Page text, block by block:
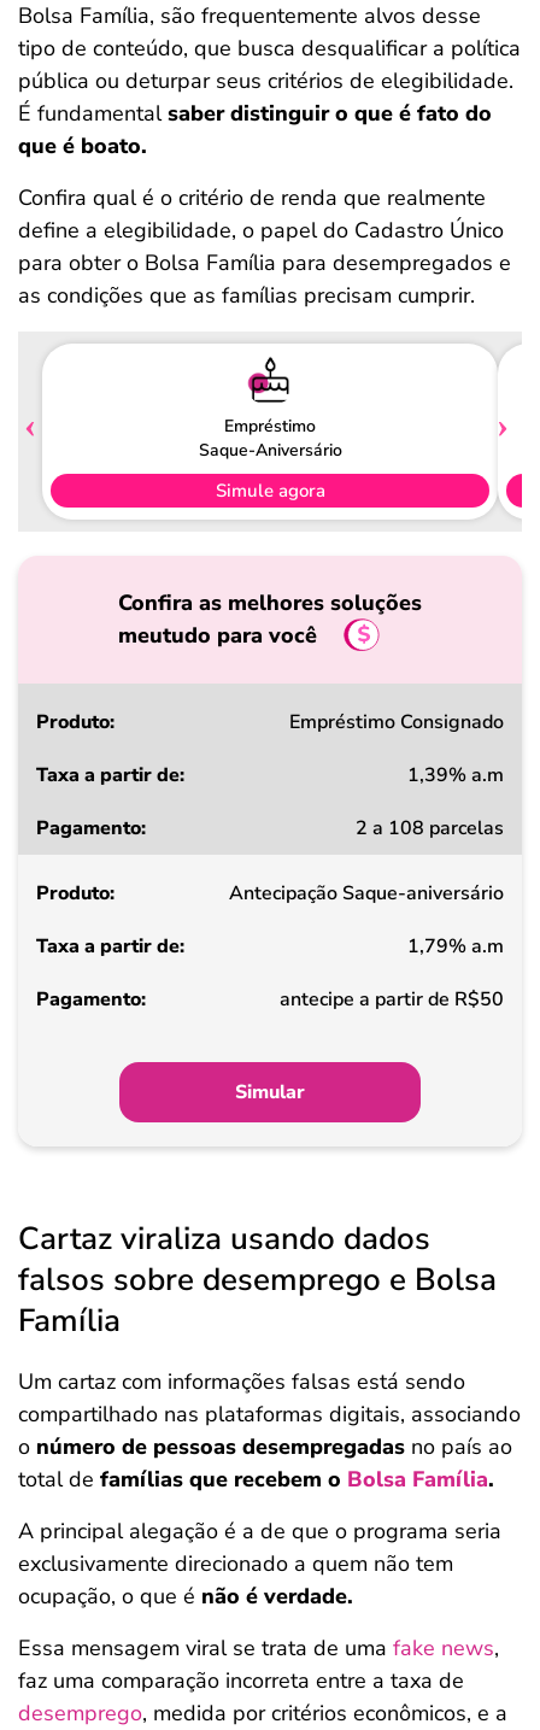
Bolsa Família, são frequentemente alvos desse
tipo de conteúdo, que busca desqualificar a política
pública ou deturpar seus critérios de elegibilidade.
É fundamentalsaber distinguir o que é fato do
que é boato.
Confira qual é o critério de renda que realmente
define a elegibilidade, o papel do Cadastro Único
para obter o Bolsa Família para desempregados e
as condições que as famílias precisam cumprir.
Empréstimo
Saque-Aniversário
Simule agora
Confira as melhores soluções
meutudo para você
Produto
a
de
Pagamento
Empréstimo Consignado
1,39% a.m
2 a 108 parcelas
Antecipação Saque-aniversário
1,79% a.m
antecipe a partir de R$50
Simular
Cartaz viraliza usando dados
falsos sobre desemprego e Bolsa
Família
Um cartaz com informações falsas está sendo
compartilhado nas plataformas digitais, associando
o número de pessoas desempregadas no país ao
total de famílias que recebem o Bolsa Família.
A principal alegação é a de que o programa seria
exclusivamente direcionado a quem não tem
ocupação, o que é não é verdade.
Essa mensagem viral se trata de uma fake news,
faz uma comparação incorreta entre a taxa de
desemprego, medida por critérios econômicos, e a